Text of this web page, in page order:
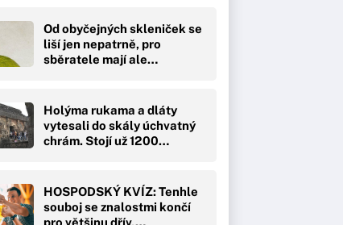
Od obyčejných skleniček se
liší jen nepatrně, pro
sběratele mají ale…
Holýma rukama a dláty
vytesali do skály úchvatný
chrám. Stojí už 1200…
HOSPODSKÝ KVÍZ: Tenhle
souboj se znalostmi končí
pro většinu dřív,…